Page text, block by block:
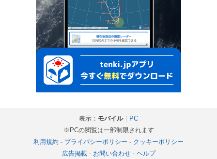
表示： モバイル｜ PC
※PCの閲覧は一部制限されます
利用規約 - プライバシーポリシー - クッキーポリシー
広告掲載- お問い合わせ- ヘルプ